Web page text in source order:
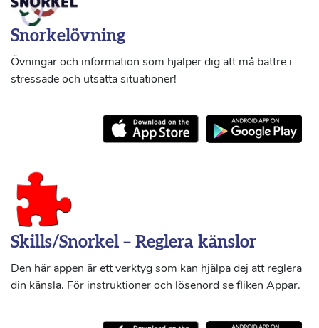
Snorkelövning
Övningar och information som hjälper dig att må bättre i
stressade och utsatta situationer!
Skills/Snorkel – Reglera känslor
Den här appen är ett verktyg som kan hjälpa dej att reglera
din känsla. För instruktioner och lösenord se fliken Appar.